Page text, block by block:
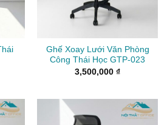
Ghế Xoay Lưới Văn Phòng
Công Thái Học GTP-023
3,500,000 ₫